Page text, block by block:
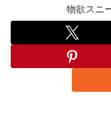
物欲スニ